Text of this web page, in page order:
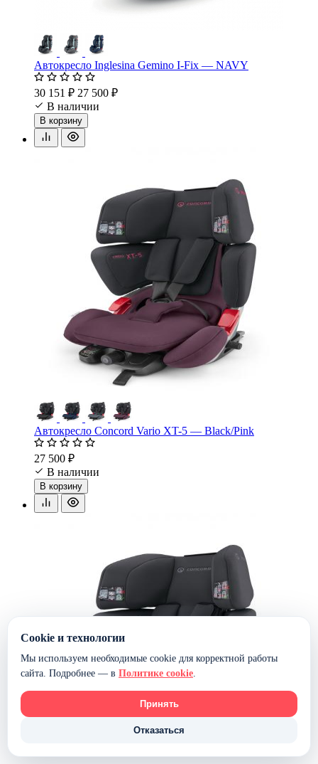
Автокресло Inglesina Gemino I-Fix — NAVY
30 151 ₽ 27 500 ₽
В наличии
В корзину
Автокресло Concord Vario XT-5 — Black/Pink
27 500 ₽
В наличии
В корзину
Cookie и технологии
Мы используем необходимые cookie для корректной работы
сайта. Подробнее — в Политике cookie.
Принять
Отказаться